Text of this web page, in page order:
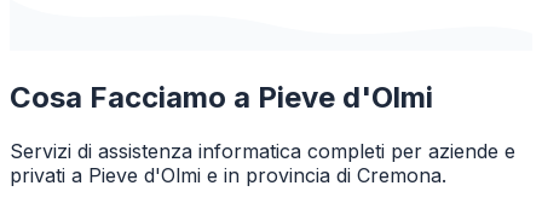
Cosa Facciamo a Pieve d'Olmi
Servizi di assistenza informatica completi per aziende e
privati a Pieve d'Olmi e in provincia di Cremona.